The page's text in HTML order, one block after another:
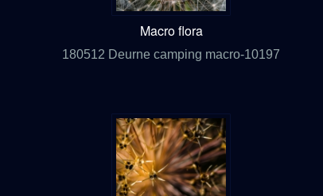
Macro flora
180512 Deurne camping macro-10197